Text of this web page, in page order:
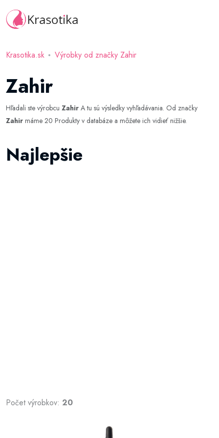
Krasotika.sk Výrobky od značky Zahir
Zahir
Hľadali ste výrobcu Zahir A tu sú výsledky vyhľadávania. Od značky
Zahir máme 20 Produkty v databáze a môžete ich vidieť nižšie.
Najlepšie
Počet výrobkov: 20